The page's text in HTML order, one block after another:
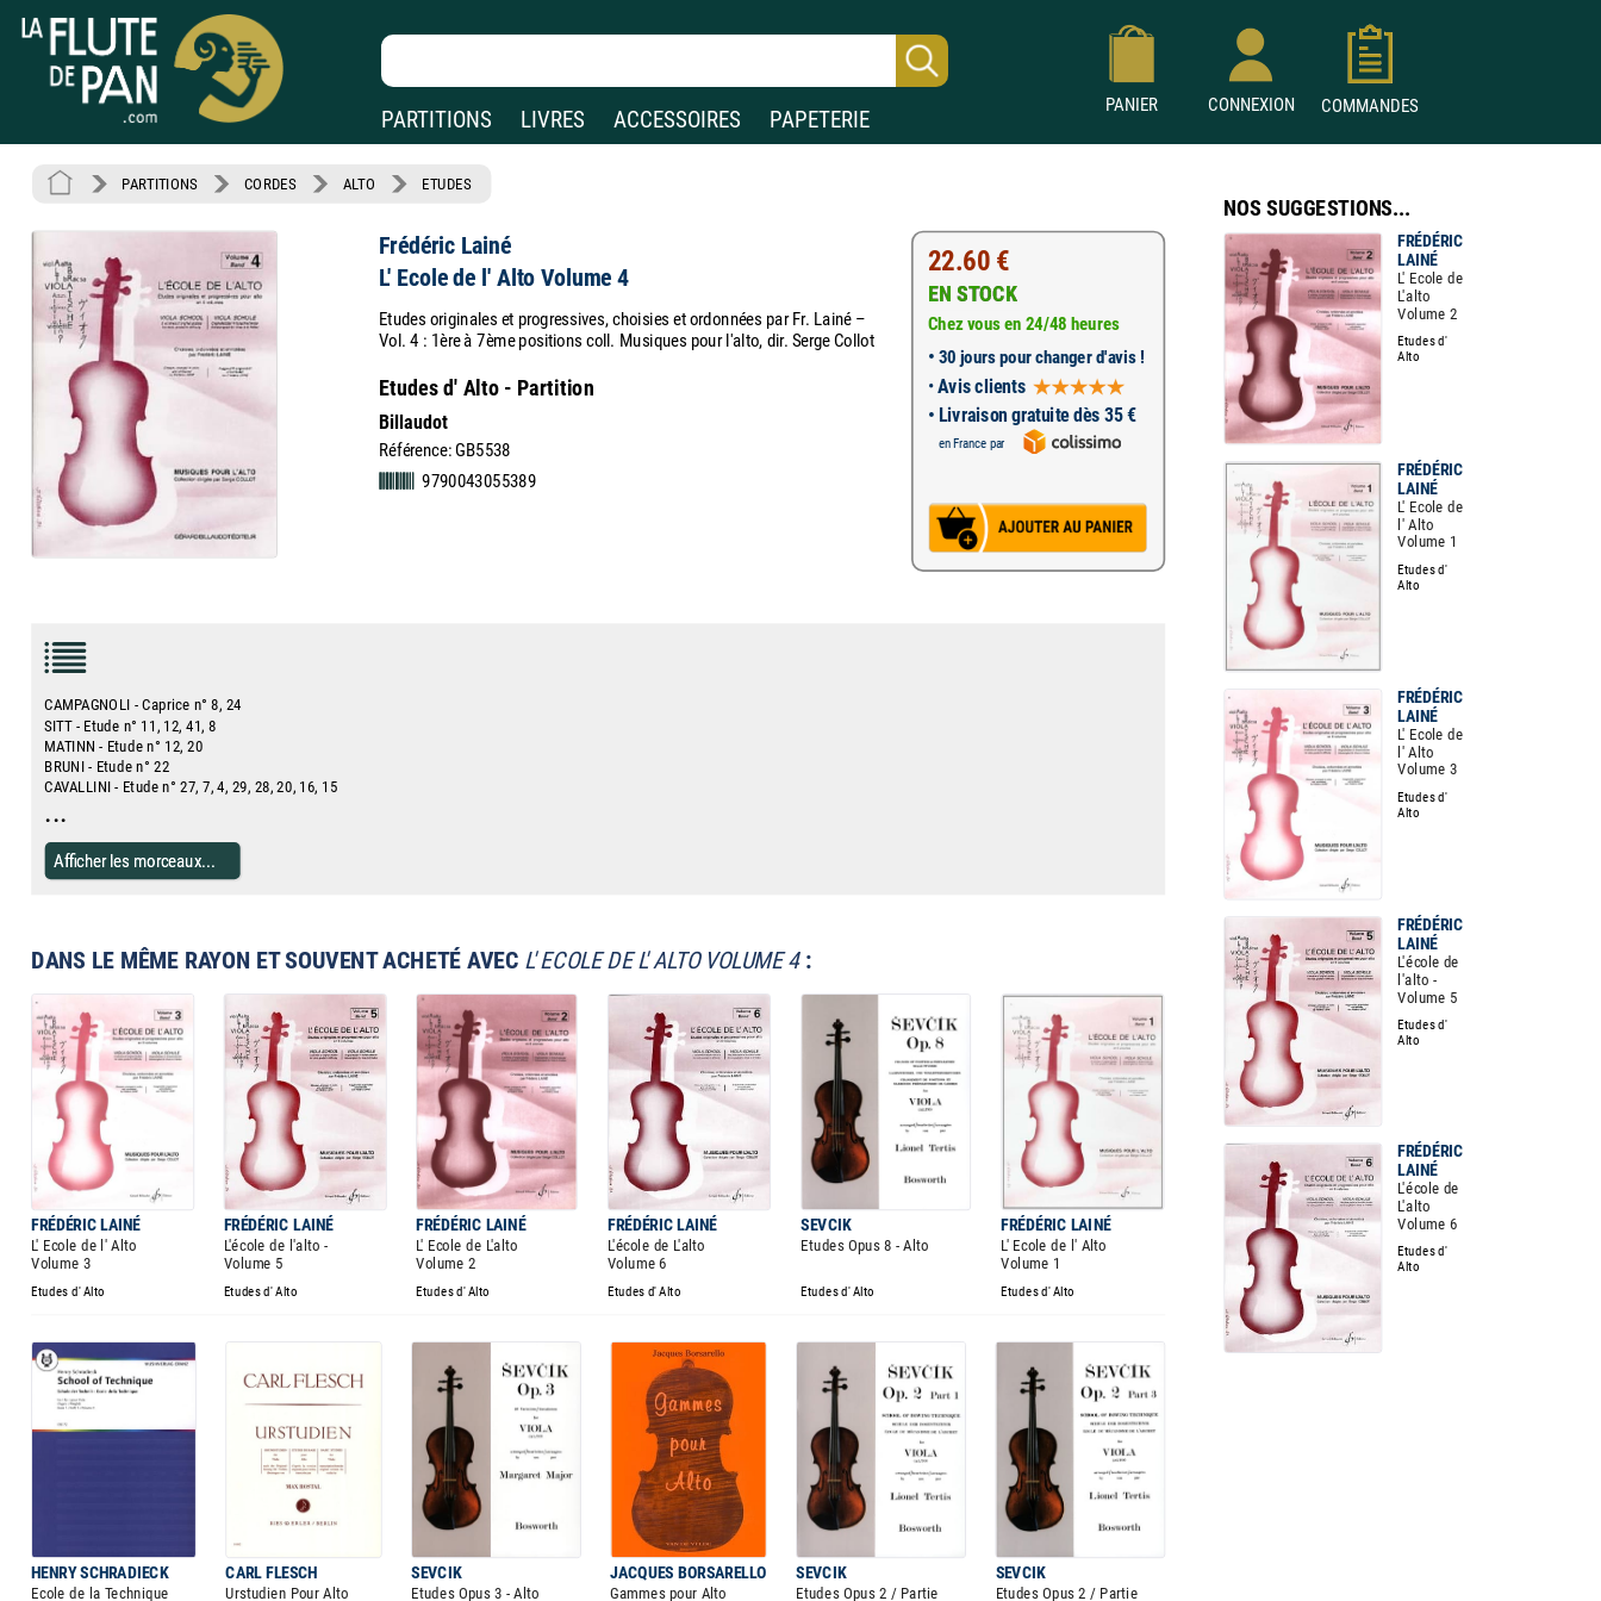
PARTITIONS LIVRES ACCESSOIRES PAPETERIE
PANIER CONNEXION COMMANDES
PARTITIONS CORDES ALTO ETUDES
Frédéric Lainé
L' Ecole de l' Alto Volume 4
Etudes originales et progressives, choisies et ordonnées par Fr. Lainé –
Vol. 4 : 1ère à 7ème positions coll. Musiques pour l'alto, dir. Serge Collot
Etudes d' Alto - Partition
Billaudot
Référence: GB5538
9790043055389
22.60 €
EN STOCK
Chez vous en 24/48 heures
• 30 jours pour changer d'avis !
•Avis clients
• Livraison gratuite dès 35 €
en France par
CAMPAGNOLI - Caprice n° 8, 24
SITT - Etude n° 11, 12, 41, 8
MATINN - Etude n° 12, 20
BRUNI - Etude n° 22
CAVALLINI - Etude n° 27, 7, 4, 29, 28, 20, 16, 15
...
Afficher les morceaux...
DANS LE MÊME RAYON ET SOUVENT ACHETÉ AVEC L' ECOLE DE L' ALTO VOLUME 4:
FRÉDÉRIC LAINÉ FRÉDÉRIC LAINÉ FRÉDÉRIC LAINÉ FRÉDÉRIC LAINÉ SEVCIK FRÉDÉRIC LAINÉ
L' Ecole de l' Alto
Volume 3
L'école de l'alto -
Volume 5
L' Ecole de L'alto
Volume 2
L'école de L'alto
Volume 6
Etudes Opus 8 - Alto L' Ecole de l' Alto
Volume 1
Etudes d' Alto Etudes d' Alto Etudes d' Alto Etudes d' Alto Etudes d' Alto Etudes d' Alto
HENRY SCHRADIECK CARL FLESCH SEVCIK JACQUES BORSARELLO SEVCIK SEVCIK
Ecole de la Technique Urstudien Pour Alto Etudes Opus 3 - Alto Gammes pour Alto Etudes Opus 2 / Partie Etudes Opus 2 / Partie
NOS SUGGESTIONS...
FRÉDÉRIC
LAINÉ
L' Ecole de
L'alto
Volume 2
Etudes d'
Alto
FRÉDÉRIC
LAINÉ
L' Ecole de
l' Alto
Volume 1
Etudes d'
Alto
FRÉDÉRIC
LAINÉ
L' Ecole de
l' Alto
Volume 3
Etudes d'
Alto
FRÉDÉRIC
LAINÉ
L'école de
l'alto -
Volume 5
Etudes d'
Alto
FRÉDÉRIC
LAINÉ
L'école de
L'alto
Volume 6
Etudes d'
Alto